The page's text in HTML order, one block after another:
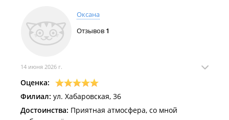
2. Искренняя приветливость административного
персонала
3. Профессионализм массажиста Валерии.
Благодарю вас, после оздоровительного массажа в
окаменелости, она стала более подвижной).
Вернусь сама и посоветую знакомым)
Оксана
Отзывов 1
14 июня 2026 г.
Оценка:
Филиал: ул. Хабаровская, 36
Достоинства: Приятная атмосфера, со мной